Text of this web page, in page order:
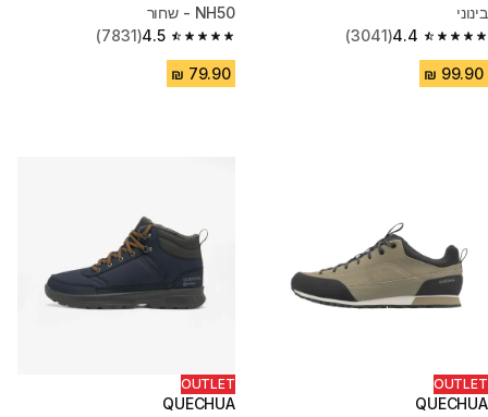
בינוני
4.4
4.4 out of 5 stars from 3041 reviews
(3041)
NH50 - שחור
4.5
4.5 out of 5 stars from 7831 reviews
(7831)
OUTLET
QUECHUA
OUTLET
QUECHUA